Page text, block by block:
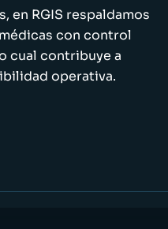
en RGIS respaldamos
con control
cual contribuye a
operativa.